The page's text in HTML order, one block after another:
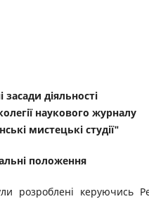
засади діяльності
наукового журналу
мистецькі студії"
положення
розроблені керуючись